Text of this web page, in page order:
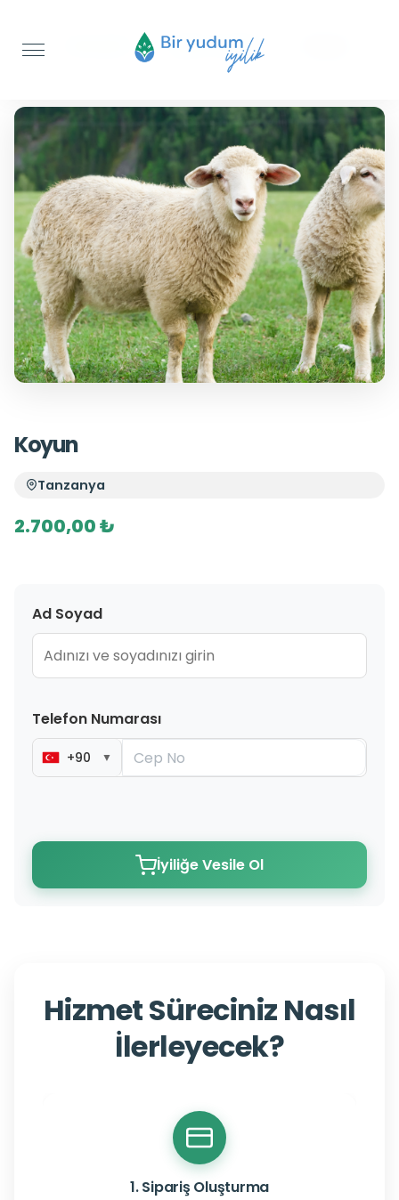
Şükür Kurbanı
Koyun
Tanzanya
2.700,00 ₺
Ad Soyad
Telefon Numarası
+90 ▼
İyiliğe Vesile Ol
Hizmet Süreciniz Nasıl
İlerleyecek?
1. Sipariş Oluşturma